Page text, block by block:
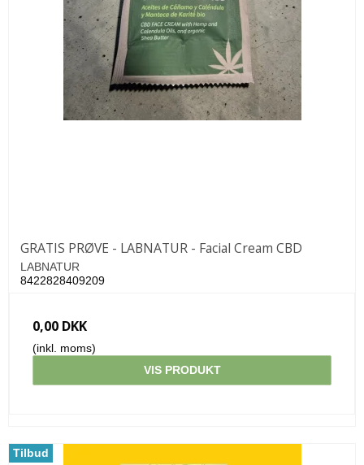
GRATIS PRØVE - LABNATUR - Facial Cream CBD
LABNATUR
8422828409209
0,00 DKK
(inkl. moms)
VIS PRODUKT
Tilbud